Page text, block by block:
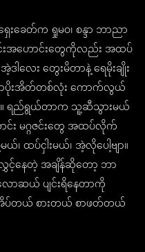
ခေတ်က ရှုမဝ၊ စန္ဒာ ဘာညာ
းအဟောင်းတွေကိုလည်း အထပ်
လေး တွေးမိတာနဲ့ ရေမိုးချိုး
ပိုးအိတ်တစ်လုံး ကောက်လွယ်
ရည်ရွယ်တာက သူ့ဆီသွားမယ်
း မဂ္ဂဇင်းတွေ အထပ်လိုက်
၊ ထပ်ငှါးမယ်၊ အဲ့လိုပေါ့ဗျာ။
င့်နေတဲ့ အချိန်ဆိုတော့ ဘာ
ာဆယ် ပျင်းရိနေတာကို
အိပ်တယ် စားတယ် စာဖတ်တယ်